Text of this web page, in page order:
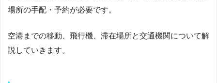
場所の手配・予約が必要です。
空港までの移動、飛行機、滞在場所と交通機関について解
説していきます。